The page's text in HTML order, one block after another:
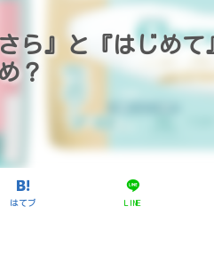
ら』と『はじめて
？
はてブ LINE